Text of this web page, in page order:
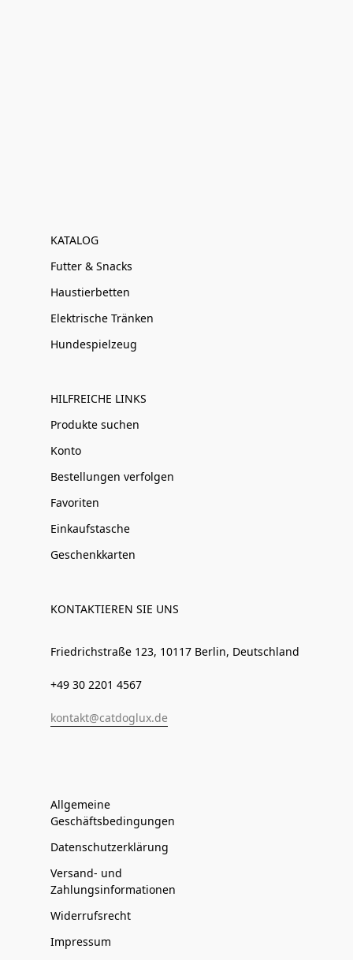
KATALOG
Futter & Snacks
Haustierbetten
Elektrische Tränken
Hundespielzeug
HILFREICHE LINKS
Produkte suchen
Konto
Bestellungen verfolgen
Favoriten
Einkaufstasche
Geschenkkarten
KONTAKTIEREN SIE UNS
Friedrichstraße 123, 10117 Berlin, Deutschland
+49 30 2201 4567
kontakt@catdoglux.de
Allgemeine
Geschäftsbedingungen
Datenschutzerklärung
Versand- und
Zahlungsinformationen
Widerrufsrecht
Impressum